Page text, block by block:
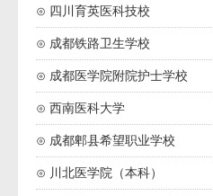
⊙ 四川育英医科技校
⊙ 成都铁路卫生学校
⊙ 成都医学院附院护士学校
⊙ 西南医科大学
⊙ 成都郫县希望职业学校
⊙ 川北医学院（本科）